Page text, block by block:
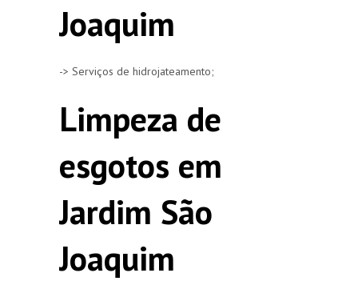
Joaquim
-> Serviços de hidrojateamento;
Limpeza de
esgotos em
Jardim São
Joaquim